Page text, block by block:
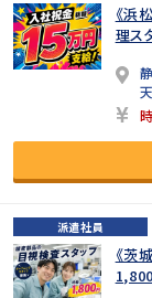
《浜
理ス
派遣社員
《茨